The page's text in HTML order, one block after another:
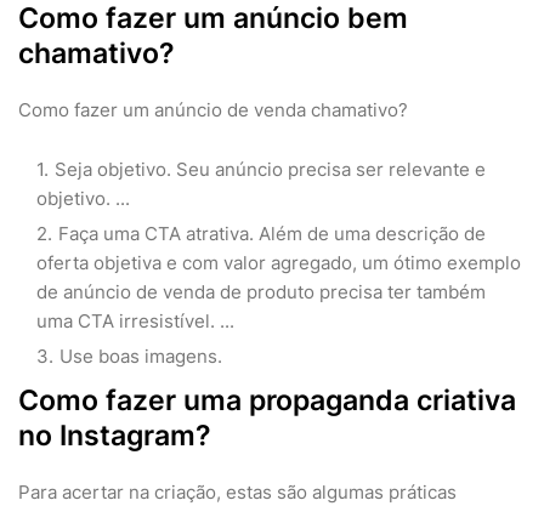
Como fazer um anúncio bem
chamativo?
Como fazer um anúncio de venda chamativo?
Seja objetivo. Seu anúncio precisa ser relevante e
objetivo. ...
Faça uma CTA atrativa. Além de uma descrição de
oferta objetiva e com valor agregado, um ótimo exemplo
de anúncio de venda de produto precisa ter também
uma CTA irresistível. ...
Use boas imagens.
Como fazer uma propaganda criativa
no Instagram?
Para acertar na criação, estas são algumas práticas